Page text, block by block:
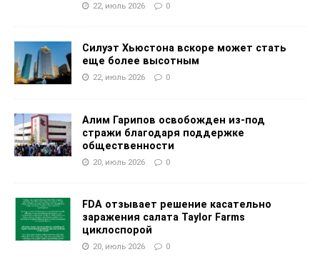
22, июль 2026 0
Силуэт Хьюстона вскоре может стать
еще более высотным
22, июль 2026 0
Алим Гарипов освобожден из-под
стражи благодаря поддержке
общественности
20, июль 2026 0
FDA отзывает решение касательно
заражения салата Taylor Farms
циклоспорой
20, июль 2026 0